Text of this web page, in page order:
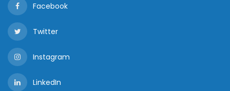
Facebook
Twitter
Instagram
LinkedIn